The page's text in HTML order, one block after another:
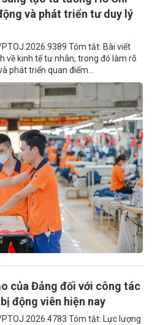
và phát triển tư duy lý
Tóm tắt: Bài viết
về kinh tế tư nhân, trong đó làm rõ
phát triển quan điểm...
của Đảng đối với công tác
động viên hiện nay
Tóm tắt: Lực lượng